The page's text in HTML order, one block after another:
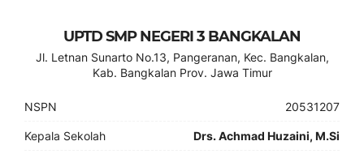
UPTD SMP NEGERI 3 BANGKALAN
Jl. Letnan Sunarto No.13, Pangeranan, Kec. Bangkalan,
Kab. Bangkalan Prov. Jawa Timur
NSPN 20531207
Kepala Sekolah Drs. Achmad Huzaini, M.Si